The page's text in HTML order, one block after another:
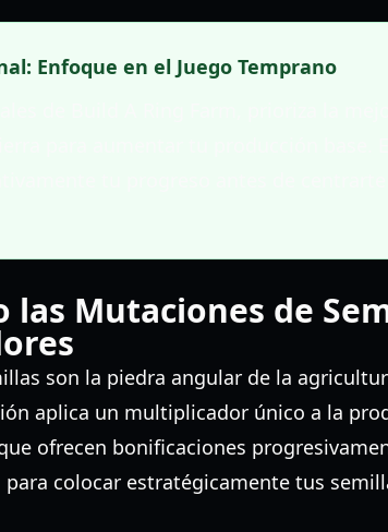
Enfoque en el Juego Temprano
las Mutaciones de
son la piedra angular de la
aplica un multiplicador único a la
ofrecen bonificaciones
colocar estratégicamente tus